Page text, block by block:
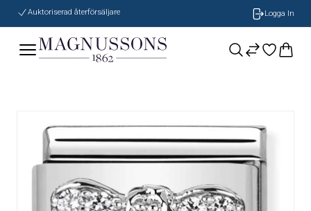
Auktoriserad återförsäljare Logga In